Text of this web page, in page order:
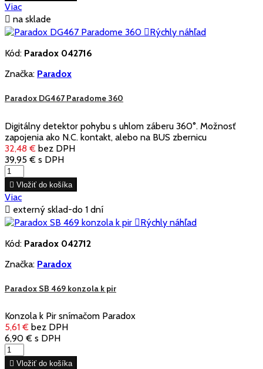
Viac
 na sklade
Rýchly náhľad
Kód: Paradox 042716
Značka: Paradox
Paradox DG467 Paradome 360
Digitálny detektor pohybu s uhlom záberu 360°. Možnosť
zapojenia ako N.C. kontakt, alebo na BUS zbernicu
32,48 € bez DPH
39,95 € s DPH
 Vložiť do košíka
Viac
 externý sklad-do 1 dní
Rýchly náhľad
Kód: Paradox 042712
Značka: Paradox
Paradox SB 469 konzola k pir
Konzola k Pir snímačom Paradox
5,61 € bez DPH
6,90 € s DPH
 Vložiť do košíka